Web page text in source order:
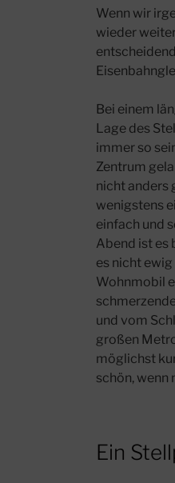
Wenn wir
wieder
Bei einem
Lage des
immer so
Zentrum
nicht anders
wenigstens
einfach und
Abend ist es
es nicht
Wohnmobil
und vom
großen
möglichst
schön, wenn
Ein